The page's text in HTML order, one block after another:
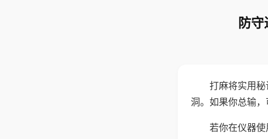
防
打麻将实用
洞。如果你总输，
若你在仪器